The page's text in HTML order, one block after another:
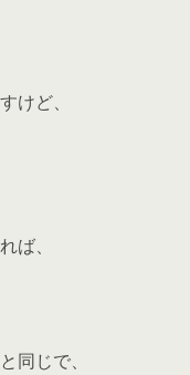
けど、
ば、
同じで、